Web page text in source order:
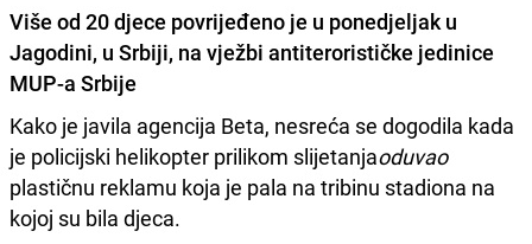
Više od 20 djece povrijeđeno je u ponedjeljak u
Jagodini, u Srbiji, na vježbi antiterorističke jedinice
MUP-a Srbije
Kako je javila agencija Beta, nesreća se dogodila kada
je policijski helikopter prilikom slijetanjaoduvao
plastičnu reklamu koja je pala na tribinu stadiona na
kojoj su bila djeca.